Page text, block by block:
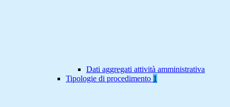
Dati aggregati attività amministrativa
Tipologie di procedimento 1